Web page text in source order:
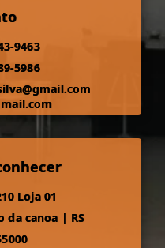
9463
5986
Loja 01
da canoa | RS